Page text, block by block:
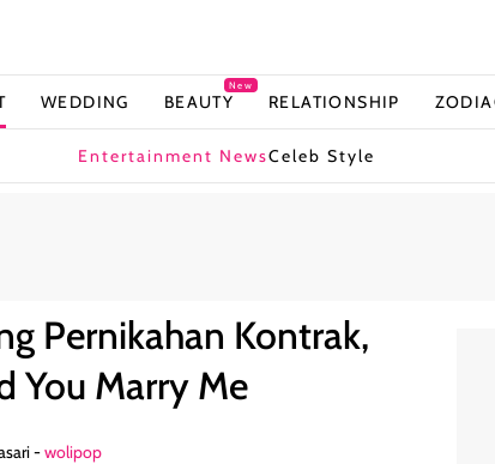
WEDDING BEAUTY
New
RELATIONSHIP
Entertainment NewsCeleb Style
Pernikahan Kontrak,
You Marry Me
-wolipop